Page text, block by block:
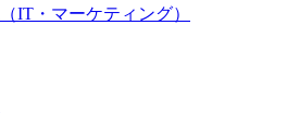
（IT・マーケティング）